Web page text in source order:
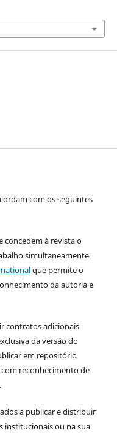
com os seguintes
concedem à revista o
simultaneamente
que permite o
da autoria e
contratos adicionais
da versão do
em repositório
reconhecimento de
a publicar e distribuir
institucionais ou na sua